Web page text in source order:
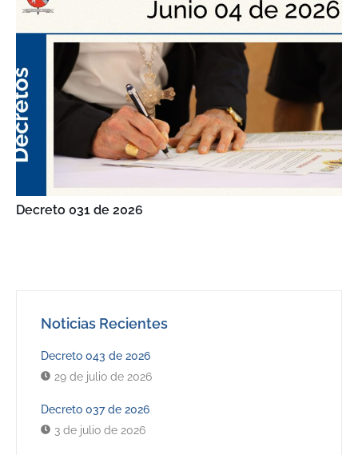
Decreto 031 de 2026
Noticias Recientes
Decreto 043 de 2026
29 de julio de 2026
Decreto 037 de 2026
3 de julio de 2026